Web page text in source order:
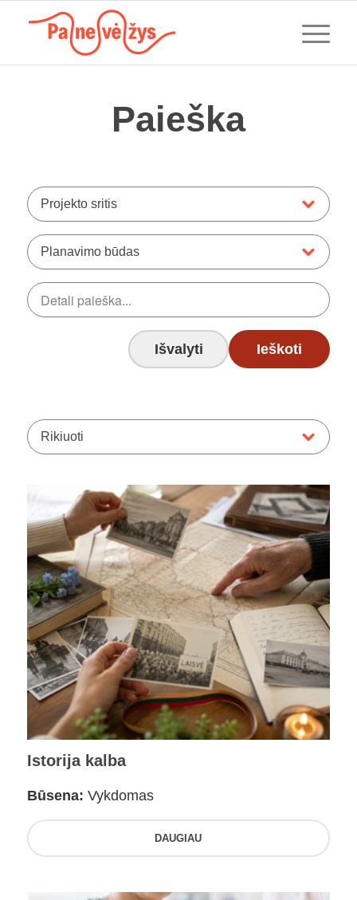
Paieška
Projekto sritis
Planavimo būdas
Išvalyti Ieškoti
Rikiuoti
Istorija kalba
Būsena: Vykdomas
DAUGIAU